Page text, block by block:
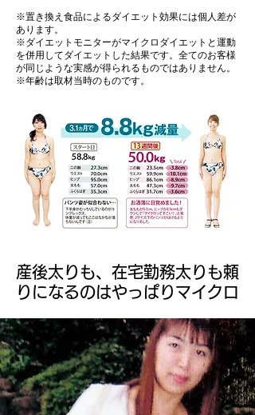
※置き換え食品によるダイエット効果には個人差が
あります。
※ダイエットモニターがマイクロダイエットと運動
を併用してダイエットした結果です。全てのお客様
が同じような実感が得られるものではありません。
※年齢は取材当時のものです。
産後太りも、在宅勤務太りも頼
りになるのはやっぱりマイクロ